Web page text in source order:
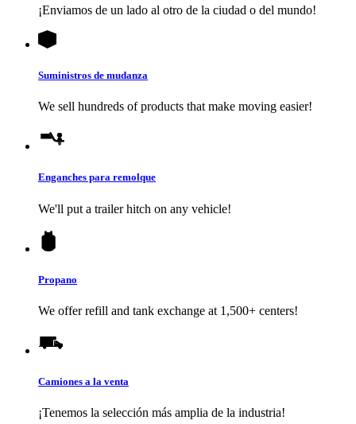
¡Enviamos de un lado al otro de la ciudad o del mundo!
Suministros de mudanza
We sell hundreds of products that make moving easier!
Enganches para remolque
We'll put a trailer hitch on any vehicle!
Propano
We offer refill and tank exchange at 1,500+ centers!
Camiones a la venta
¡Tenemos la selección más amplia de la industria!